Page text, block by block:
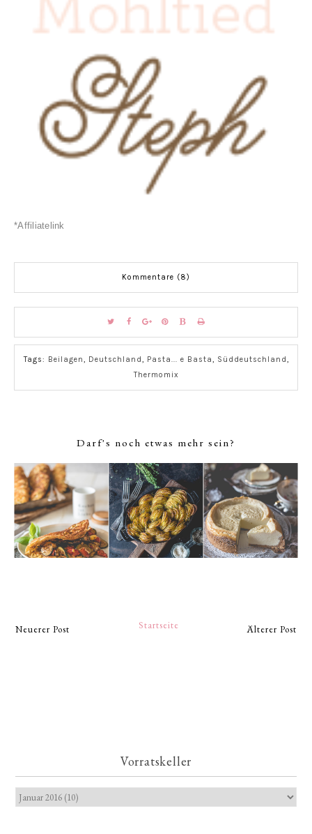
*Affiliatelink
Kommentare (8)
Tags: Beilagen, Deutschland, Pasta... e Basta, Süddeutschland,
Thermomix
Darf's noch etwas mehr sein?
Neuerer Post Älterer Post
Startseite
Vorratskeller